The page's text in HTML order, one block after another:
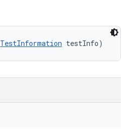
TestInformation testInfo)